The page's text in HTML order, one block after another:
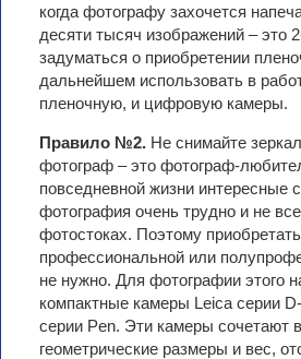
когда фотографу захочется
десяти тысяч изображений – это
задуматься о приобретении
дальнейшем использовать в
пленочную, и цифровую камеры.
Правило №2. Не снимайте
фотограф – это фотограф-
повседневной жизни интересные
фотография очень трудно и не
фотостоках. Поэтому
профессиональной или
не нужно. Для фотографии этого
компактные камеры Leica серии
серии Pen. Эти камеры сочетают
геометрические размеры и вес,